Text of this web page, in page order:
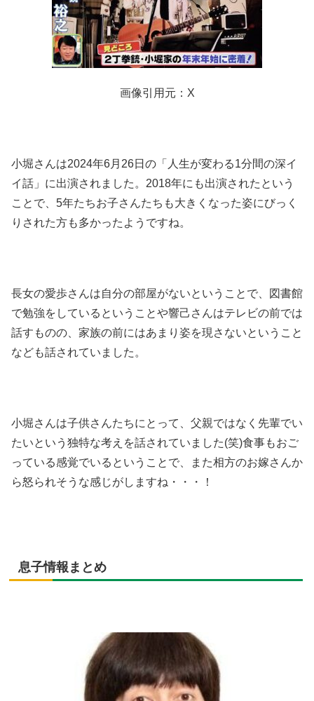
画像引用元：X
小堀さんは2024年6月26日の「人生が変わる1分間の深イ
イ話」に出演されました。2018年にも出演されたという
ことで、5年たちお子さんたちも大きくなった姿にびっく
りされた方も多かったようですね。
長女の愛歩さんは自分の部屋がないということで、図書館
で勉強をしているということや響己さんはテレビの前では
話すものの、家族の前にはあまり姿を現さないということ
なども話されていました。
小堀さんは子供さんたちにとって、父親ではなく先輩でい
たいという独特な考えを話されていました(笑)食事もおご
っている感覚でいるということで、また相方のお嫁さんか
ら怒られそうな感じがしますね・・・！
息子情報まとめ